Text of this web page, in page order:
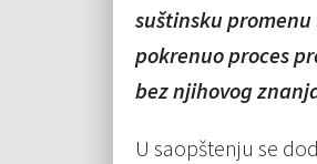
suštinsku
pokrenuo proces
bez njihovog
U saopštenju se